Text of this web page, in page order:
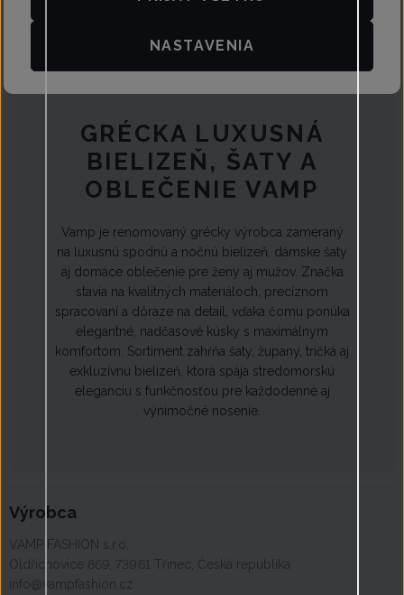
Grécka luxusná bielizeň a oblečenie Vamp. Precízne spracovanie,
prémiové materiály a nadčasový štýl pre maximálny komfort a
GRÉCKA LUXUSNÁ
BIELIZEŇ, ŠATY A
OBLEČENIE VAMP
Vamp je renomovaný grécky výrobca zameraný
na luxusnú spodnú a nočnú bielizeň, dámske šaty
aj domáce oblečenie pre ženy aj mužov. Značka
stavia na kvalitných materiáloch, precíznom
spracovaní a dôraze na detail, vďaka čomu ponúka
elegantné, nadčasové kúsky s maximálnym
komfortom. Sortiment zahŕňa šaty, župany, tričká aj
exkluzívnu bielizeň, ktorá spája stredomorskú
eleganciu s funkčnosťou pre každodenné aj
výnimočné nosenie.
Výrobca
VAMP FASHION s.r.o.
Oldřichovice 869, 739 61 Třinec, Česká republika
info@vampfashion.cz
NASTAVENIA